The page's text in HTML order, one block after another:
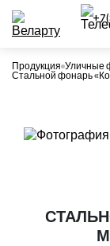
Продукция Уличные
Стальной фонарь